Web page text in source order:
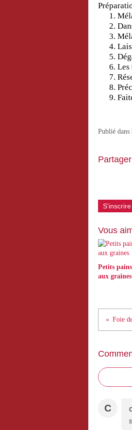
Les
Publié dans
Vous
Petits
aux graines
Foie
C